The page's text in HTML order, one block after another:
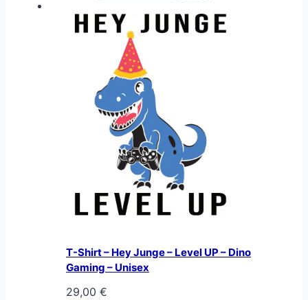
T-Shirt – Hey Junge – Level UP – Dino
Gaming – Unisex
29,00 €